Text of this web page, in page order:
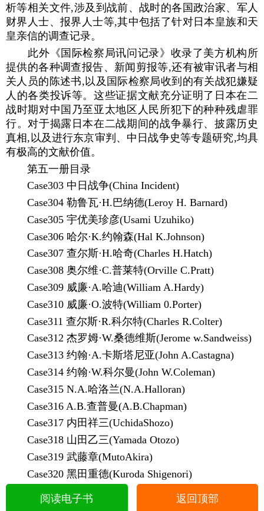
析等相关文件,涉及到战前、战时的各国政治家、军人
财界人士、报界人士等,其中包括了针对日本皇族和天
皇亲信的调查记录。
此外《国际检察局讯问记录》收录了美方机构所
提供的各种调查报告、新闻剪报等,还有被审讯者与相
关人员的陈述书,以及国际检察局收到的有关战犯嫌疑
人的各类投诉等。这些证据文献充分证明了日本在二
战时期对中国乃至亚太地区人民所犯下的种种残虐罪
行。对于揭露日本在二战期间的战争暴行、披露历史
真相,以及进行东京审判、中日战争史等专题研究,均具
有极高的文献价值。
第五一册目录
Case303 中日战争(China Incident)
Case304 勒鲁瓦·H.巴纳德(Leroy H. Barnard)
Case305 宇优美珍彦(Usami Uzuhiko)
Case306 哈尔·K.约翰森(Hal K.Johnson)
Case307 查尔斯·H.哈奇(Charles H.Hatch)
Case308 奥尔维·C.普莱特(Orville C.Pratt)
Case309 威廉·A.哈迪(William A.Hardy)
Case310 威廉·O.波特(William 0.Porter)
Case311 查尔斯·R.科尔特(Charles R.Colter)
Case312 杰罗姆·W.桑德维斯(Jerome w.Sandweiss)
Case313 约翰·A.卡斯塔尼亚(John A.Castagna)
Case314 约翰·W.科尔曼(John W.Coleman)
Case315 N.A.哈洛兰(N.A.Halloran)
Case316 A.B.查普曼(A.B.Chapman)
Case317 内田祥三(UchidaShozo)
Case318 山田乙三(Yamada Otozo)
Case319 武藤章(MutoAkira)
Case320 黑田重德(Kuroda Shigenori)
阅读电子书 返回顶部